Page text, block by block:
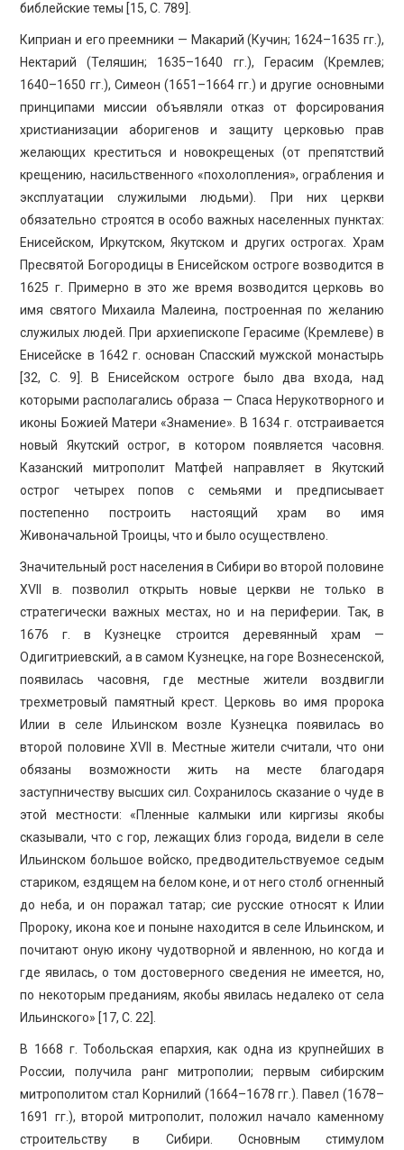
библейские темы [15, С. 789].
Киприан и его преемники — Макарий (Кучин; 1624–1635 гг.),
Нектарий (Теляшин; 1635–1640 гг.), Герасим (Кремлев;
1640–1650 гг.), Симеон (1651–1664 гг.) и другие основными
принципами миссии объявляли отказ от форсирования
христианизации аборигенов и защиту церковью прав
желающих креститься и новокрещеных (от препятствий
крещению, насильственного «похолопления», ограбления и
эксплуатации служилыми людьми). При них церкви
обязательно строятся в особо важных населенных пунктах:
Енисейском, Иркутском, Якутском и других острогах. Храм
Пресвятой Богородицы в Енисейском остроге возводится в
1625 г. Примерно в это же время возводится церковь во
имя святого Михаила Малеина, построенная по желанию
служилых людей. При архиепископе Герасиме (Кремлеве) в
Енисейске в 1642 г. основан Спасский мужской монастырь
[32, С. 9]. В Енисейском остроге было два входа, над
которыми располагались образа — Спаса Нерукотворного и
иконы Божией Матери «Знамение». В 1634 г. отстраивается
новый Якутский острог, в котором появляется часовня.
Казанский митрополит Матфей направляет в Якутский
острог четырех попов с семьями и предписывает
постепенно построить настоящий храм во имя
Живоначальной Троицы, что и было осуществлено.
Значительный рост населения в Сибири во второй половине
XVII в. позволил открыть новые церкви не только в
стратегически важных местах, но и на периферии. Так, в
1676 г. в Кузнецке строится деревянный храм —
Одигитриевский, а в самом Кузнецке, на горе Вознесенской,
появилась часовня, где местные жители воздвигли
трехметровый памятный крест. Церковь во имя пророка
Илии в селе Ильинском возле Кузнецка появилась во
второй половине XVII в. Местные жители считали, что они
обязаны возможности жить на месте благодаря
заступничеству высших сил. Сохранилось сказание о чуде в
этой местности: «Пленные калмыки или киргизы якобы
сказывали, что с гор, лежащих близ города, видели в селе
Ильинском большое войско, предводительствуемое седым
стариком, ездящем на белом коне, и от него столб огненный
до неба, и он поражал татар; сие русские относят к Илии
Пророку, икона кое и поныне находится в селе Ильинском, и
почитают оную икону чудотворной и явленною, но когда и
где явилась, о том достоверного сведения не имеется, но,
по некоторым преданиям, якобы явилась недалеко от села
Ильинского» [17, С. 22].
В 1668 г. Тобольская епархия, как одна из крупнейших в
России, получила ранг митрополии; первым сибирским
митрополитом стал Корнилий (1664–1678 гг.). Павел (1678–
1691 гг.), второй митрополит, положил начало каменному
строительству в Сибири. Основным стимулом